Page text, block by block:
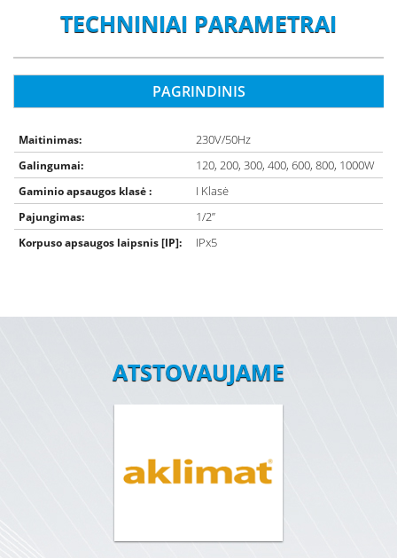
TECHNINIAI PARAMETRAI
PAGRINDINIS
Maitinimas: 230V/50Hz
Galingumai: 120, 200, 300, 400, 600, 800, 1000W
Gaminio apsaugos klasė : I Klasė
Pajungimas: 1/2”
Korpuso apsaugos laipsnis [IP]: IPx5
ATSTOVAUJAME